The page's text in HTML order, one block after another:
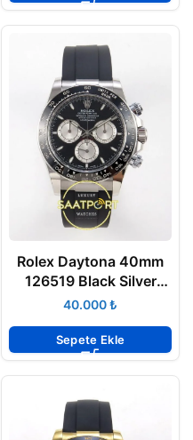
Rolex Daytona 40mm
126519 Black Silver
Oysterflex ERF Factory
₺
Sepete Ekle